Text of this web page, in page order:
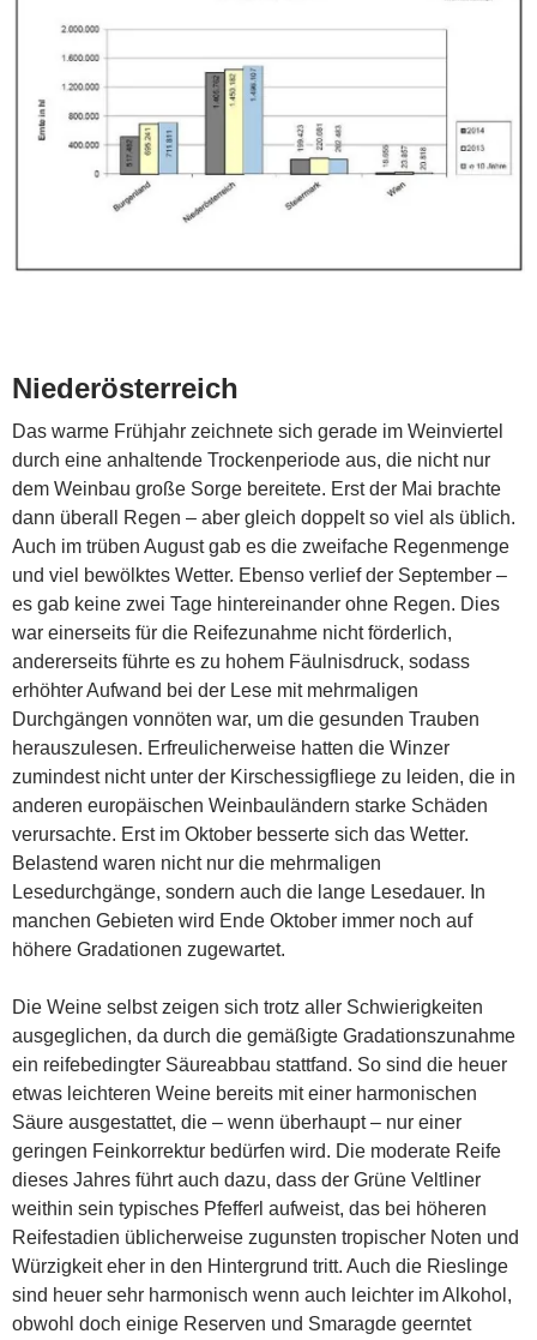
Niederösterreich
Das warme Frühjahr zeichnete sich gerade im Weinviertel
durch eine anhaltende Trockenperiode aus, die nicht nur
dem Weinbau große Sorge bereitete. Erst der Mai brachte
dann überall Regen – aber gleich doppelt so viel als üblich.
Auch im trüben August gab es die zweifache Regenmenge
und viel bewölktes Wetter. Ebenso verlief der September –
es gab keine zwei Tage hintereinander ohne Regen. Dies
war einerseits für die Reifezunahme nicht förderlich,
andererseits führte es zu hohem Fäulnisdruck, sodass
erhöhter Aufwand bei der Lese mit mehrmaligen
Durchgängen vonnöten war, um die gesunden Trauben
herauszulesen. Erfreulicherweise hatten die Winzer
zumindest nicht unter der Kirschessigfliege zu leiden, die in
anderen europäischen Weinbauländern starke Schäden
verursachte. Erst im Oktober besserte sich das Wetter.
Belastend waren nicht nur die mehrmaligen
Lesedurchgänge, sondern auch die lange Lesedauer. In
manchen Gebieten wird Ende Oktober immer noch auf
höhere Gradationen zugewartet.
Die Weine selbst zeigen sich trotz aller Schwierigkeiten
ausgeglichen, da durch die gemäßigte Gradationszunahme
ein reifebedingter Säureabbau stattfand. So sind die heuer
etwas leichteren Weine bereits mit einer harmonischen
Säure ausgestattet, die – wenn überhaupt – nur einer
geringen Feinkorrektur bedürfen wird. Die moderate Reife
dieses Jahres führt auch dazu, dass der Grüne Veltliner
weithin sein typisches Pfefferl aufweist, das bei höheren
Reifestadien üblicherweise zugunsten tropischer Noten und
Würzigkeit eher in den Hintergrund tritt. Auch die Rieslinge
sind heuer sehr harmonisch wenn auch leichter im Alkohol,
obwohl doch einige Reserven und Smaragde geerntet